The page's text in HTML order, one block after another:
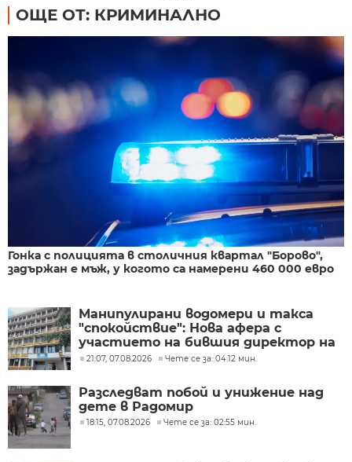
ОЩЕ ОТ: КРИМИНАЛНО
Гонка с полицията в столичния квартал "Борово",
задържан е мъж, у когото са намерени 460 000 евро
Манипулирани водомери и такса
"спокойствие": Нова афера с
участието на бившия директор на
"ВиК - Бургас"
21:07, 07.08.2026 Чете се за: 04:12 мин.
Разследват побой и унижение над
дете в Радомир
18:15, 07.08.2026 Чете се за: 02:55 мин.